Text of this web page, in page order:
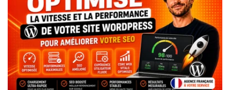
Votre réussite devient notre priorité.
Notre méthode de travail
Analyse du besoin
Nous comprenons votre projet, vos objectifs et vos
contraintes.
Conception stratégique